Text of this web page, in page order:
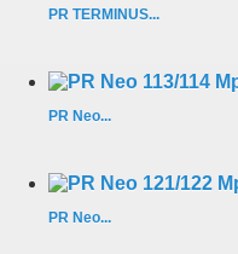
PR TERMINUS...
PR Neo...
PR Neo...